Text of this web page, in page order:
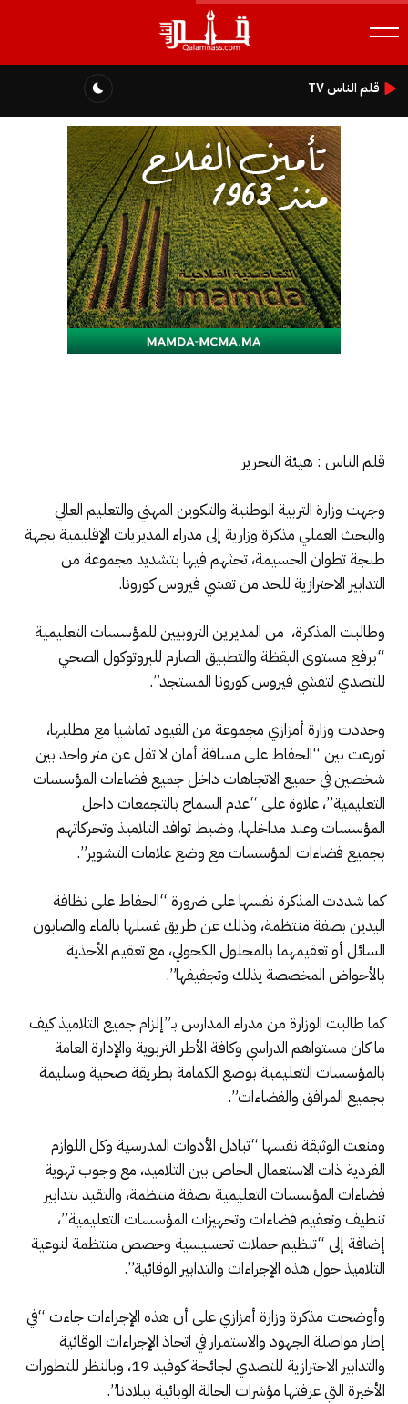
قلم الناس TV
قلم الناس : هيئة التحرير
وجهت وزارة التربية الوطنية والتكوين المهني والتعليم العالي
والبحث العملي مذكرة وزارية إلى مدراء المديريات الإقليمية بجهة
طنجة تطوان الحسيمة، تحثهم فيها بتشديد مجموعة من
التدابير الاحترازية للحد من تفشي فيروس كورونا.
وطالبت المذكرة، من المديرين التروبيين للمؤسسات التعليمية
“برفع مستوى اليقظة والتطبيق الصارم للبروتوكول الصحي
للتصدي لتفشي فيروس كورونا المستجد”.
وحددت وزارة أمزازي مجموعة من القيود تماشيا مع مطلبها،
توزعت بين “الحفاظ على مسافة أمان لا تقل عن متر واحد بين
شخصين في جميع الاتجاهات داخل جميع فضاءات المؤسسات
التعليمية”، علاوة على “عدم السماح بالتجمعات داخل
المؤسسات وعند مداخلها، وضبط توافد التلاميذ وتحركاتهم
بجميع فضاءات المؤسسات مع وضع علامات التشوير”.
كما شددت المذكرة نفسها على ضرورة “الحفاظ على نظافة
اليدين بصفة منتظمة، وذلك عن طريق غسلها بالماء والصابون
السائل أو تعقيمهما بالمحلول الكحولي، مع تعقيم الأحذية
بالأحواض المخصصة يذلك وتجفيفها”.
كما طالبت الوزارة من مدراء المدارس بـ”إلزام جميع التلاميذ كيف
ما كان مستواهم الدراسي وكافة الأطر التربوية والإدارة العامة
بالمؤسسات التعليمية بوضع الكمامة بطريقة صحية وسليمة
بجميع المرافق والفضاءات”.
ومنعت الوثيقة نفسها “تبادل الأدوات المدرسية وكل اللوازم
الفردية ذات الاستعمال الخاص بين التلاميذ، مع وجوب تهوية
فضاءات المؤسسات التعليمية بصفة منتظمة، والتقيد بتدابير
تنظيف وتعقيم فضاءات وتجهيزات المؤسسات التعليمية”،
إضافة إلى “تنظيم حملات تحسيسية وحصص منتظمة لنوعية
التلاميذ حول هذه الإجراءات والتدابير الوقائية”.
وأوضحت مذكرة وزارة أمزازي على أن هذه الإجراءات جاءت “في
إطار مواصلة الجهود والاستمرار في اتخاذ الإجراءات الوقائية
والتدابير الاحترازية للتصدي لجائحة كوفيد 19، وبالنظر للتطورات
الأخيرة التي عرفتها مؤشرات الحالة الوبائية ببلادنا”.